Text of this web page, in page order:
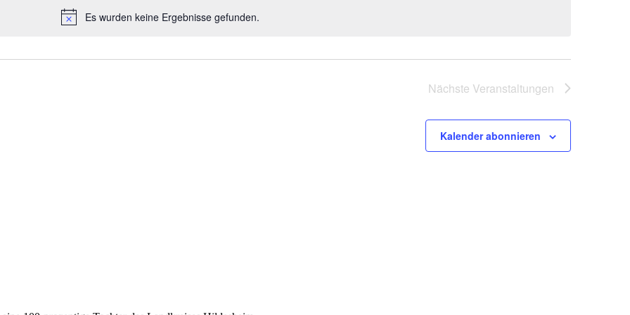
Hinweis
Es wurden keine Ergebnisse gefunden.
Nächste Veranstaltungen
Kalender abonnieren